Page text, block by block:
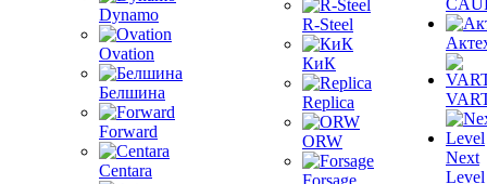
Dynamo
Ovation
Белшина
Forward
Centara
R-Steel
КиК
Replica
ORW
Forsage
Next
Level